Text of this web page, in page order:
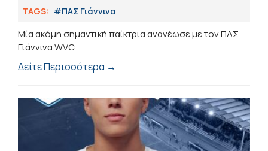
TAGS: #ΠΑΣ Γιάννινα
Μία ακόμη σημαντική παίκτρια ανανέωσε με τον ΠΑΣ
Γιάννινα WVC.
Δείτε Περισσότερα →